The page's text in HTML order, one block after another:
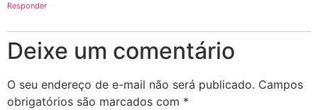
Responder
Deixe um comentário
O seu endereço de e-mail não será publicado. Campos
obrigatórios são marcados com *